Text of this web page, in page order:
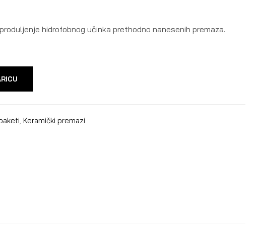
hidrofobnog učinka prethodno nanesenih premaza.
Keramički premazi